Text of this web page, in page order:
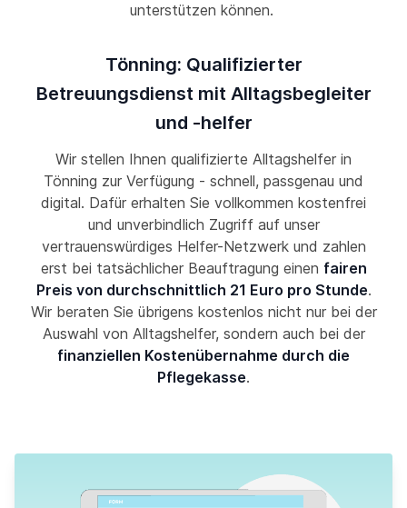
unterstützen können.
Tönning: Qualifizierter
Betreuungsdienst mit Alltagsbegleiter
und -helfer
Wir stellen Ihnen qualifizierte Alltagshelfer in
Tönning zur Verfügung - schnell, passgenau und
digital. Dafür erhalten Sie vollkommen kostenfrei
und unverbindlich Zugriff auf unser
vertrauenswürdiges Helfer-Netzwerk und zahlen
erst bei tatsächlicher Beauftragung einen fairen
Preis von durchschnittlich 21 Euro pro Stunde.
Wir beraten Sie übrigens kostenlos nicht nur bei der
Auswahl von Alltagshelfer, sondern auch bei der
finanziellen Kostenübernahme durch die
Pflegekasse.